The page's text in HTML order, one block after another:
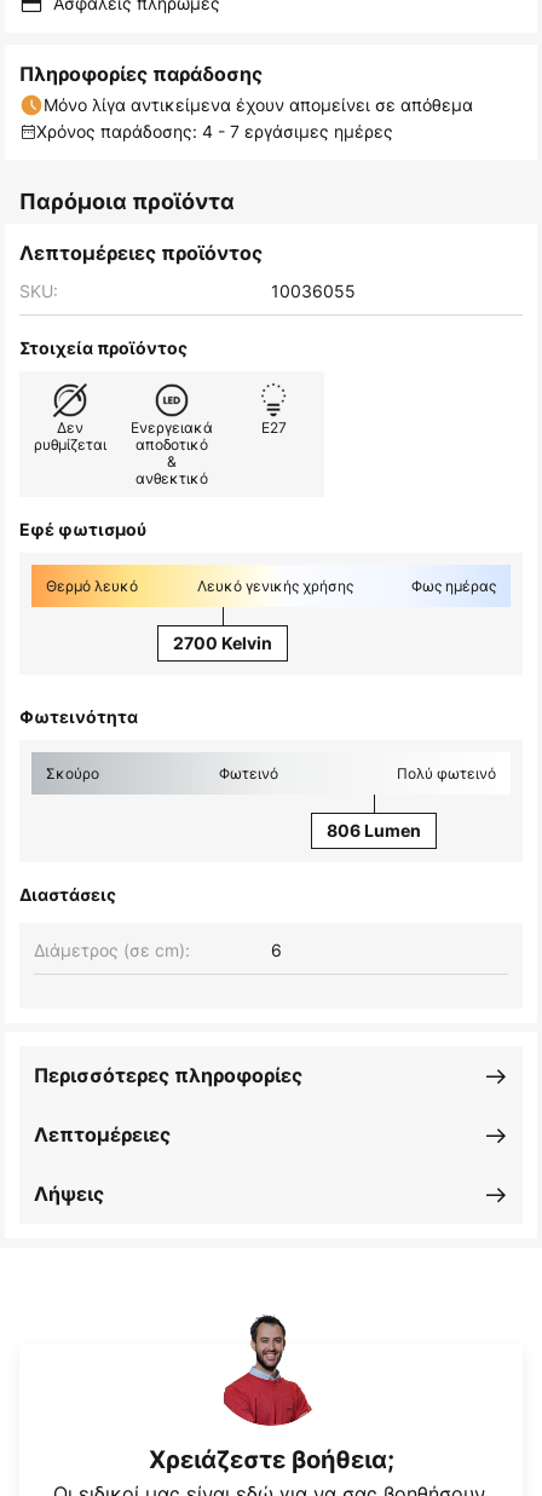
Πληροφορίες παράδοσης
Μόνο λίγα αντικείμενα έχουν απομείνει σε απόθεμα
Χρόνος παράδοσης: 4 - 7 εργάσιμες ημέρες
Παρόμοια προϊόντα
Λεπτομέρειες προϊόντος
SKU: 10036055
Στοιχεία προϊόντος
Δεν
ρυθμίζεται
Ενεργειακά
αποδοτικό
&
ανθεκτικό
E27
Εφέ φωτισμού
Θερμό λευκό Λευκό γενικής χρήσης Φως ημέρας
2700 Kelvin
Φωτεινότητα
Σκούρο Φωτεινό Πολύ φωτεινό
806 Lumen
Διαστάσεις
Διάμετρος (σε cm): 6
Λεπτομέρειες
Περισσότερες πληροφορίες
Λήψεις
Χρειάζεστε βοήθεια;